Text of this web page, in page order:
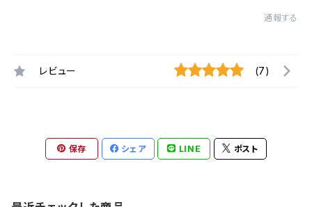
通報する
レビュー (7)
保存 シェア LINE ポスト